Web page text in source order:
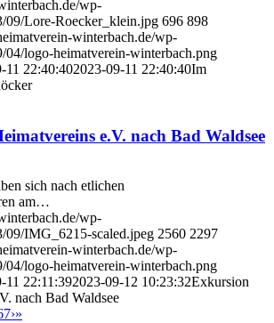
wp-
09/Lore-Roecker_klein.jpg 696 898
winterbach.de/wp-
04/logo-heimatverein-winterbach.png
11 22:40:402023-09-11 22:40:40Im
e.V. nach Bad Waldsee
sich nach etlichen
am…
wp-
09/IMG_6215-scaled.jpeg 2560 2297
winterbach.de/wp-
04/logo-heimatverein-winterbach.png
11 22:11:392023-09-12 10:23:32Exkursion
nach Bad Waldsee
7›»